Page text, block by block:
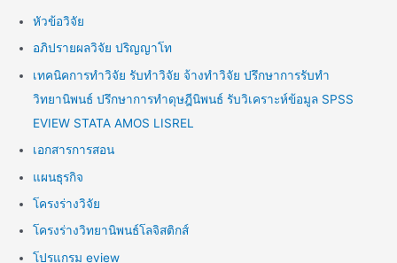
หัวข้อวิจัย
อภิปรายผลวิจัย ปริญญาโท
เทคนิคการทำวิจัย รับทำวิจัย จ้างทำวิจัย ปรึกษาการรับทำ
วิทยานิพนธ์ ปรึกษาการทำดุษฎีนิพนธ์ รับวิเคราะห์ข้อมูล SPSS
EVIEW STATA AMOS LISREL
เอกสารการสอน
แผนธุรกิจ
โครงร่างวิจัย
โครงร่างวิทยานิพนธ์โลจิสติกส์
โปรแกรม eview